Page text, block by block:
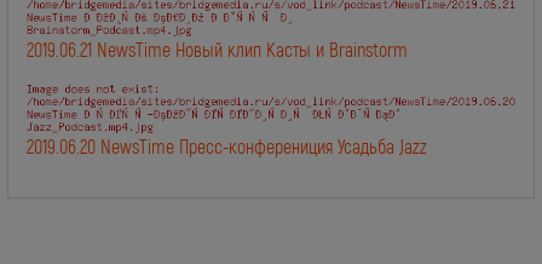
2019.06.21 NewsTime Новый клип Касты и Brainstorm
2019.06.20 NewsTime Пресс-конферениция Усадьба Jazz